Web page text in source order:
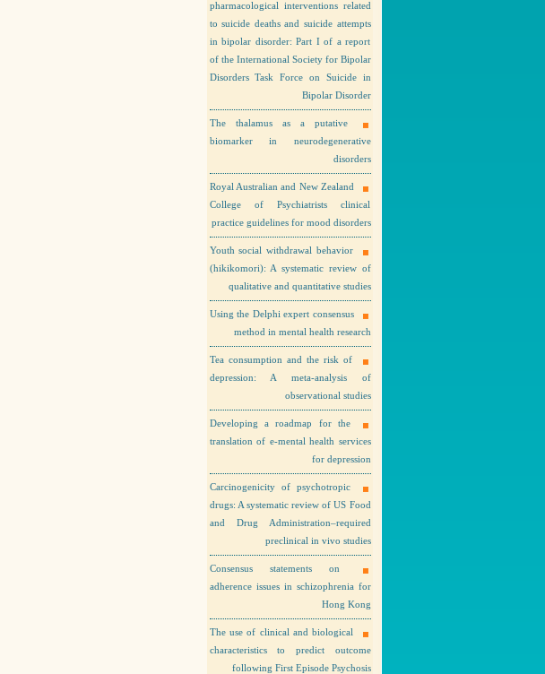
pharmacological interventions related
to suicide deaths and suicide attempts
in bipolar disorder: Part I of a report
of the International Society for Bipolar
Disorders Task Force on Suicide in
Bipolar Disorder
The thalamus as a putative
biomarker in neurodegenerative
disorders
Royal Australian and New Zealand
College of Psychiatrists clinical
practice guidelines for mood disorders
Youth social withdrawal behavior
(hikikomori): A systematic review of
qualitative and quantitative studies
Using the Delphi expert consensus
method in mental health research
Tea consumption and the risk of
depression: A meta-analysis of
observational studies
Developing a roadmap for the
translation of e-mental health services
for depression
Carcinogenicity of psychotropic
drugs: A systematic review of US Food
and Drug Administration–required
preclinical in vivo studies
Consensus statements on
adherence issues in schizophrenia for
Hong Kong
The use of clinical and biological
characteristics to predict outcome
following First Episode Psychosis